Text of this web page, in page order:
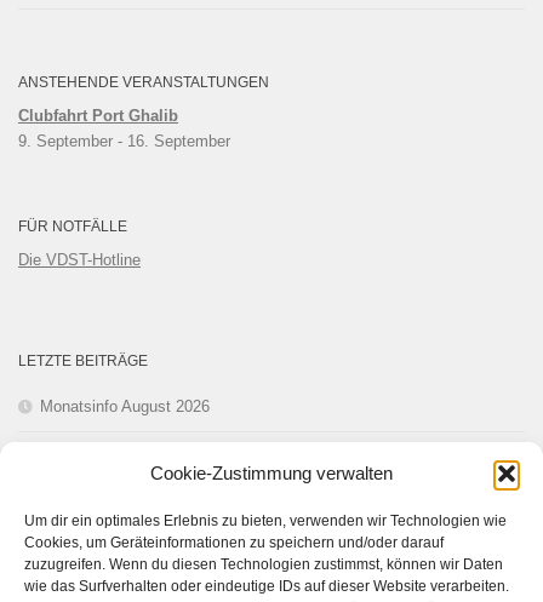
Cookie-Zustimmung verwalten
Um dir ein optimales Erlebnis zu bieten, verwenden wir Technologien wie
Cookies, um Geräteinformationen zu speichern und/oder darauf
zuzugreifen. Wenn du diesen Technologien zustimmst, können wir Daten
wie das Surfverhalten oder eindeutige IDs auf dieser Website verarbeiten.
ANSTEHENDE VERANSTALTUNGEN
Clubfahrt Port Ghalib
9. September - 16. September
FÜR NOTFÄLLE
Die VDST-Hotline
LETZTE BEITRÄGE
Monatsinfo August 2026
Monatsinfo Mai 2026